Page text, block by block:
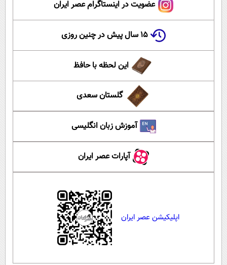
عضویت در اینستاگرام عصر ایران
۱۵ سال پیش در چنین روزی
این لحظه با حافظ
گلستان سعدی
آموزش زبان انگلیسی
آپارات عصر ایران
اپلیکیشن عصر ایران